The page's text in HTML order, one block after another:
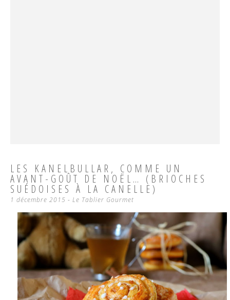
LES KANELBULLAR, COMME UN
AVANT-GOÛT DE NOËL… (BRIOCHES
SUÉDOISES À LA CANELLE)
1 décembre 2015 - Le Tablier Gourmet